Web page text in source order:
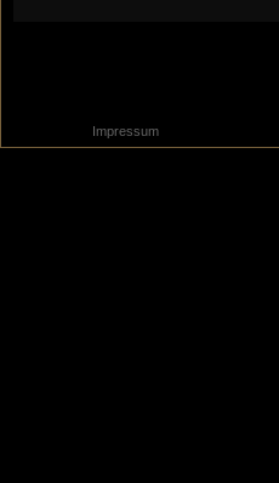
Impressum